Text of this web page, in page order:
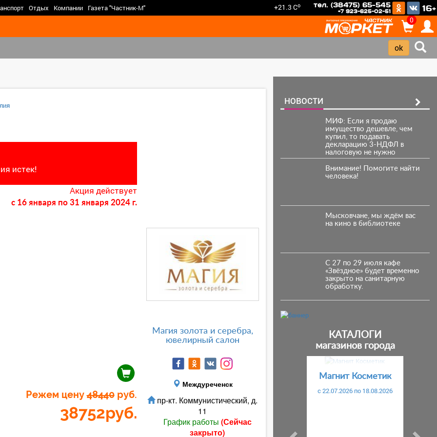
Отдых Компании Газета "Частник-М" +21.3 Co тел. (38475) 65-545
+7 923-625-02-51 16+
0
>
истек!
Акция действует
c 16 января по 31 января 2024 г.
Режем цену48440руб.
38752руб.
Магия золота и серебра,
ювелирный салон
Междуреченск
пр-кт. Коммунистический, д.
11
График работы (Сейчас
закрыто)
НОВОСТИ
МИФ: Если я продаю
имущество дешевле, чем
купил, то подавать
декларацию 3-НДФЛ в
налоговую не нужно
Внимание! Помогите найти
человека!
Мысковчане, мы ждём вас
на кино в библиотеке
С 27 по 29 июля кафе
«Звёздное» будет временно
закрыто на санитарную
обработку.
КАТАЛОГИ
магазинов города
Магнит Косметик
c 22.07.2026 по 18.08.2026
Предыдущий